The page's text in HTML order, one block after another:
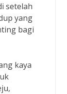
setelah
yang
bagi
kaya